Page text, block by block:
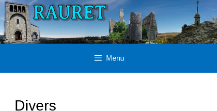
Aller
au
contenu
Menu
Divers